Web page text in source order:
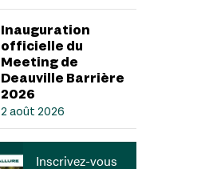
Inauguration
officielle du
Meeting de
Deauville Barrière
2026
2 août 2026
Inscrivez-vous